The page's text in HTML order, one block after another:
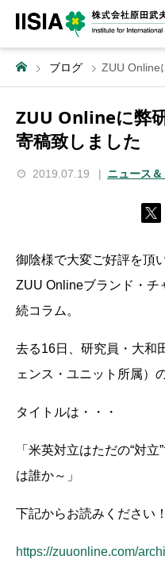
ブログ ZUU Onlineに
ZUU Onlineに弊
寄稿致しました
2019.07.19 ニュース
御陰様で大変ご好評を頂
ZUU Onlineブランド・チ
続コラム。
去る16日、研究員・大和
ェンス・ユニット所属）
タイトルは・・・
「米英対立はただの“対
は誰か～」
下記からお読みください！
https://zuuonline.com/